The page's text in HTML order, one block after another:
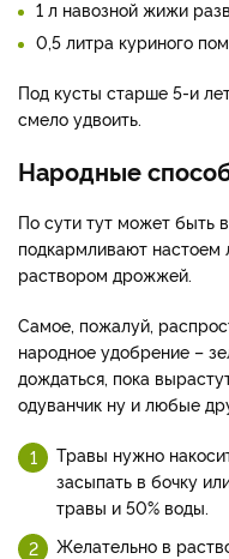
1 л навозной жижи
0,5 литра куриного
Под кусты старше 5-и
смело удвоить.
Народные
По сути тут может быть
подкармливают настоем
раствором дрожжей.
Самое, пожалуй,
народное удобрение –
дождаться, пока
одуванчик ну и любые
Травы нужно
засыпать в бочку
травы и 50% воды.
Желательно в